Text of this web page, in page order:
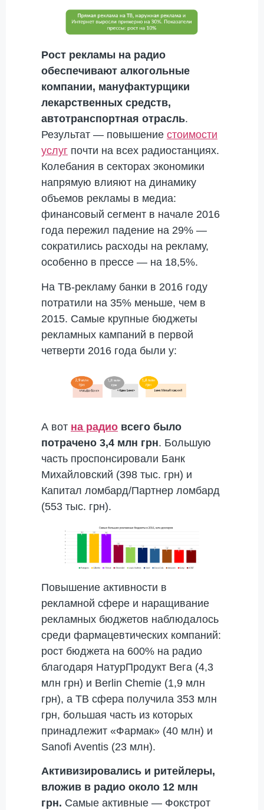
Рост рекламы на радио
обеспечивают алкогольные
компании, мануфактурщики
лекарственных средств,
автотранспортная отрасль.
Результат — повышение стоимости
услуг почти на всех радиостанциях.
Колебания в секторах экономики
напрямую влияют на динамику
объемов рекламы в медиа:
финансовый сегмент в начале 2016
года пережил падение на 29% —
сократились расходы на рекламу,
особенно в прессе — на 18,5%.
На ТВ-рекламу банки в 2016 году
потратили на 35% меньше, чем в
2015. Самые крупные бюджеты
рекламных кампаний в первой
четверти 2016 года были у:
А вот на радио всего было
потрачено 3,4 млн грн. Большую
часть проспонсировали Банк
Михайловский (398 тыс. грн) и
Капитал ломбард/Партнер ломбард
(553 тыс. грн).
Повышение активности в
рекламной сфере и наращивание
рекламных бюджетов наблюдалось
среди фармацевтических компаний:
рост бюджета на 600% на радио
благодаря НатурПродукт Вега (4,3
млн грн) и Berlin Chemie (1,9 млн
грн), а ТВ сфера получила 353 млн
грн, большая часть из которых
принадлежит «Фармак» (40 млн) и
Sanofi Aventis (23 млн).
Активизировались и ритейлеры,
вложив в радио около 12 млн
грн. Самые активные — Фокстрот